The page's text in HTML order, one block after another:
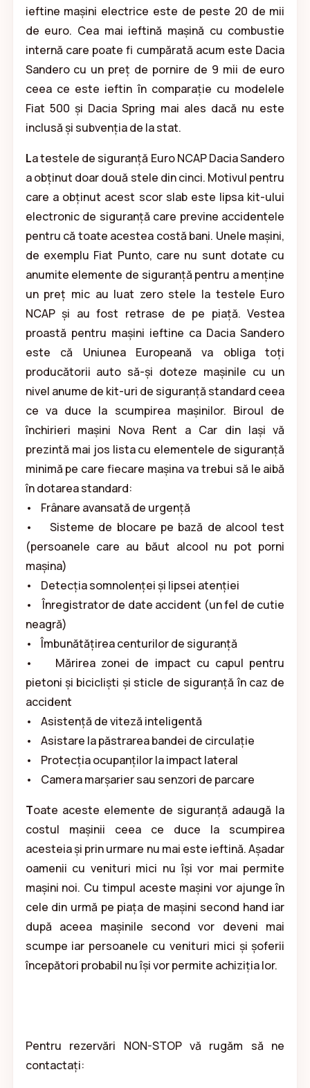
ieftine mașini electrice este de peste 20 de mii
de euro. Cea mai ieftină mașină cu combustie
internă care poate fi cumpărată acum este Dacia
Sandero cu un preț de pornire de 9 mii de euro
ceea ce este ieftin în comparație cu modelele
Fiat 500 și Dacia Spring mai ales dacă nu este
inclusă și subvenția de la stat.
La testele de siguranță Euro NCAP Dacia Sandero
a obținut doar două stele din cinci. Motivul pentru
care a obținut acest scor slab este lipsa kit-ului
electronic de siguranță care previne accidentele
pentru că toate acestea costă bani. Unele mașini,
de exemplu Fiat Punto, care nu sunt dotate cu
anumite elemente de siguranță pentru a menține
un preț mic au luat zero stele la testele Euro
NCAP și au fost retrase de pe piață. Vestea
proastă pentru mașini ieftine ca Dacia Sandero
este că Uniunea Europeană va obliga toți
producătorii auto să-și doteze mașinile cu un
nivel anume de kit-uri de siguranță standard ceea
ce va duce la scumpirea mașinilor. Biroul de
închirieri mașini Nova Rent a Car din Iași vă
prezintă mai jos lista cu elementele de siguranță
minimă pe care fiecare mașina va trebui să le aibă
în dotarea standard:
• Frânare avansată de urgență
• Sisteme de blocare pe bază de alcool test
(persoanele care au băut alcool nu pot porni
mașina)
• Detecția somnolenței și lipsei atenției
• Înregistrator de date accident (un fel de cutie
neagră)
• Îmbunătățirea centurilor de siguranță
• Mărirea zonei de impact cu capul pentru
pietoni și bicicliști și sticle de siguranță în caz de
accident
• Asistență de viteză inteligentă
• Asistare la păstrarea bandei de circulație
• Protecția ocupanților la impact lateral
• Camera marșarier sau senzori de parcare
Toate aceste elemente de siguranță adaugă la
costul mașinii ceea ce duce la scumpirea
acesteia și prin urmare nu mai este ieftină. Așadar
oamenii cu venituri mici nu își vor mai permite
mașini noi. Cu timpul aceste mașini vor ajunge în
cele din urmă pe piața de mașini second hand iar
după aceea mașinile second vor deveni mai
scumpe iar persoanele cu venituri mici și șoferii
începători probabil nu își vor permite achiziția lor.
Pentru rezervări NON-STOP vă rugăm să ne
contactați: